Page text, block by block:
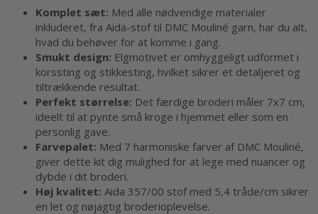
Komplet sæt: Med alle nødvendige materialer
inkluderet, fra Aida-stof til DMC Mouliné garn, har du alt,
hvad du behøver for at komme i gang.
Smukt design: Elgmotivet er omhyggeligt udformet i
korssting og stikkesting, hvilket sikrer et detaljeret og
tiltrækkende resultat.
Perfekt størrelse: Det færdige broderi måler 7x7 cm,
ideelt til at pynte små kroge i hjemmet eller som en
personlig gave.
Farvepalet: Med 7 harmoniske farver af DMC Mouliné,
giver dette kit dig mulighed for at lege med nuancer og
dybde i dit broderi.
Høj kvalitet: Aida 357/00 stof med 5,4 tråde/cm sikrer
en let og nøjagtig broderioplevelse.